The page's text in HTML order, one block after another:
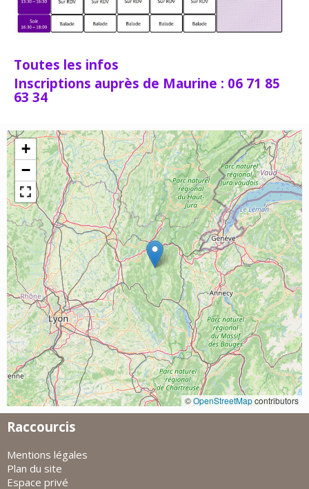
Toutes les infos
Inscriptions auprès de Maurine : 06 71 85
63 34
+
−
©OpenStreetMapcontributors
Raccourcis
Mentions légales
Plan du site
Espace privé